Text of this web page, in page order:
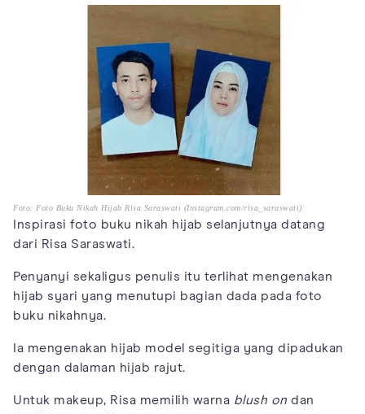
Foto: Foto Buku Nikah Hijab Risa Saraswati (Instagram.com/risa_saraswati)
Inspirasi foto buku nikah hijab selanjutnya datang
dari Risa Saraswati.
Penyanyi sekaligus penulis itu terlihat mengenakan
hijab syari yang menutupi bagian dada pada foto
buku nikahnya.
Ia mengenakan hijab model segitiga yang dipadukan
dengan dalaman hijab rajut.
Untuk makeup, Risa memilih warna blush on dan